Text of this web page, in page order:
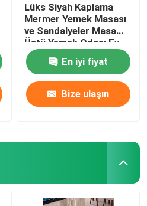
Lüks Siyah Kaplama
Mermer Yemek Masası
ve Sandalyeler Masa
Üstü Yemek Odası Ev
Mobilyaları
En iyi fiyat
Bize ulaşın